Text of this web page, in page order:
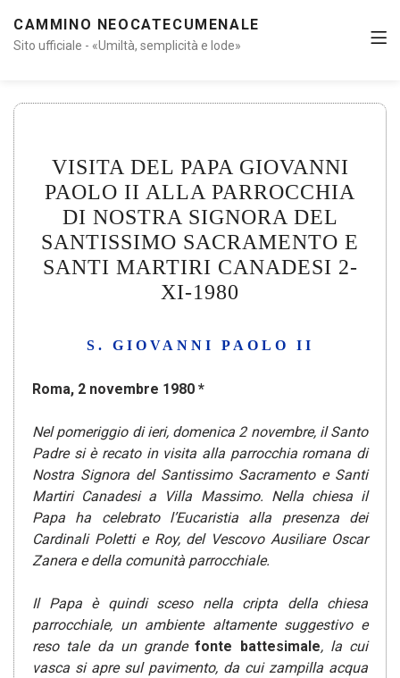
CAMMINO NEOCATECUMENALE
Sito ufficiale - «Umiltà, semplicità e lode»
VISITA DEL PAPA GIOVANNI
PAOLO II ALLA PARROCCHIA
DI NOSTRA SIGNORA DEL
SANTISSIMO SACRAMENTO E
SANTI MARTIRI CANADESI 2-
XI-1980
S. GIOVANNI PAOLO II
Roma, 2 novembre 1980 *
Nel pomeriggio di ieri, domenica 2 novembre, il Santo
Padre si è recato in visita alla parrocchia romana di
Nostra Signora del Santissimo Sacramento e Santi
Martiri Canadesi a Villa Massimo. Nella chiesa il
Papa ha celebrato l’Eucaristia alla presenza dei
Cardinali Poletti e Roy, del Vescovo Ausiliare Oscar
Zanera e della comunità parrocchiale.
Il Papa è quindi sceso nella cripta della chiesa
parrocchiale, un ambiente altamente suggestivo e
reso tale da un grandefonte battesimale, la cui
vasca si apre sul pavimento, da cui zampilla acqua